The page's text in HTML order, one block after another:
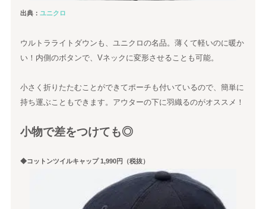
出典：ユニクロ
ウルトラライトダウンも、ユニクロの名品。薄くて軽いのに暖か
い！内側のボタンで、Vネックに変形させることも可能。
小さく折りたたむことができてポーチも付いているので、簡単に
持ち運ぶこともできます。アウターの下に羽織るのがオススメ！
小物で差をつけても◎
◆コットンツイルキャップ 1,990円（税抜）